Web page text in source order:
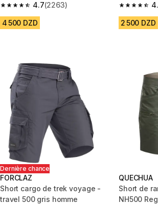
4.7
4.7 out of 5 stars from 2263 reviews
(2263)
4 500 DZD
4.6 out of
2 500 DZD
Dernière chance
FORCLAZ
Short cargo de trek voyage -
travel 500 gris homme
QUECHUA
Short de
NH500